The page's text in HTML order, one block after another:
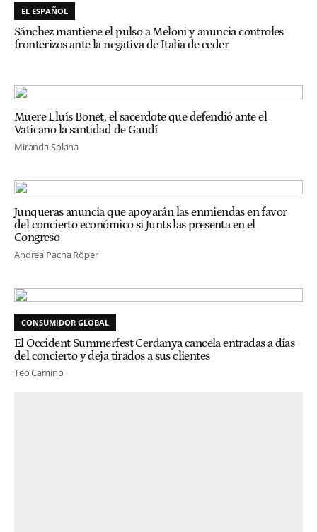
EL ESPAÑOL
Sánchez mantiene el pulso a Meloni y anuncia controles
fronterizos ante la negativa de Italia de ceder
Muere Lluís Bonet, el sacerdote que defendió ante el
Vaticano la santidad de Gaudí
Miranda Solana
Junqueras anuncia que apoyarán las enmiendas en favor
del concierto económico si Junts las presenta en el
Congreso
Andrea Pacha Röper
CONSUMIDOR GLOBAL
El Occident Summerfest Cerdanya cancela entradas a días
del concierto y deja tirados a sus clientes
Teo Camino